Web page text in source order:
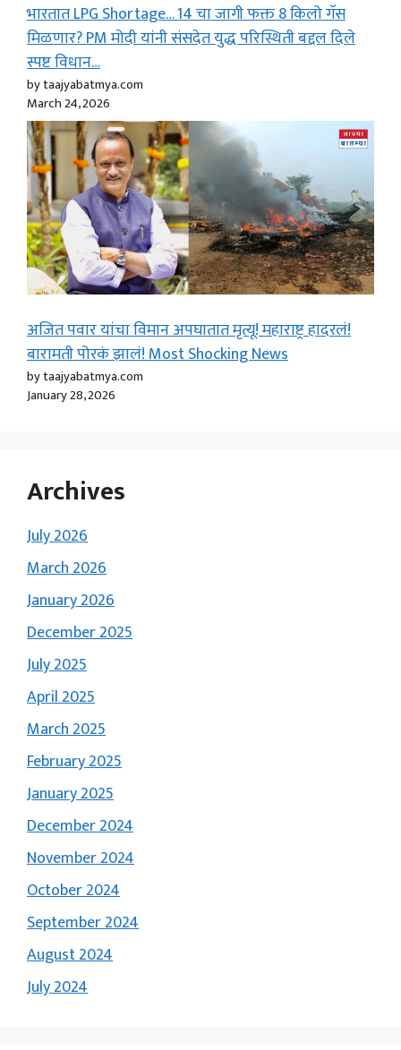
भारतात LPG Shortage… 14 चा जागी फक्त 8 किलो गॅस
मिळणार? PM मोदी यांनी संसदेत युद्ध परिस्थिती बद्दल दिले
स्पष्ट विधान…
by taajyabatmya.com
March 24, 2026
अजित पवार यांचा विमान अपघातात मृत्यू! महाराष्ट्र हादरलं!
बारामती पोरकं झालं! Most Shocking News
by taajyabatmya.com
January 28, 2026
Archives
July 2026
March 2026
January 2026
December 2025
July 2025
April 2025
March 2025
February 2025
January 2025
December 2024
November 2024
October 2024
September 2024
August 2024
July 2024